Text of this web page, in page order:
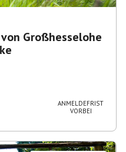
Großhesselohe
ANMELDEFRIST
VORBEI